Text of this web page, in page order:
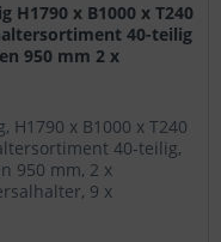
H1790 x B1000 x T240
40-teilig
950 mm 2 x
x B1000 x T240
40-teilig,
950 mm, 2 x
9 x